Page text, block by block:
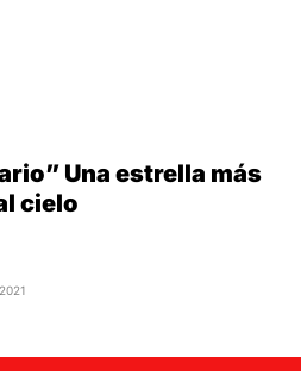
Una estrella más
cielo